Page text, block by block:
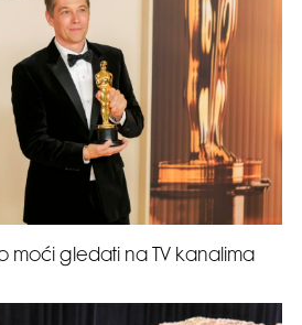
moći gledati na TV kanalima